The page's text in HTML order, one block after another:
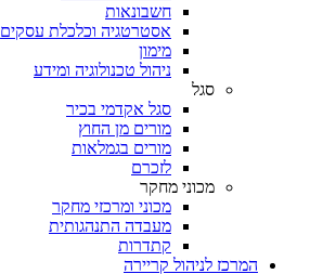
חשבונאות
אסטרטגיה וכלכלת עסקים
מימון
ניהול טכנולוגיה ומידע
סגל
סגל אקדמי בכיר
מורים מן החוץ
מורים בגמלאות
לזכרם
מכוני מחקר
מכוני ומרכזי מחקר
מעבדה התנהגותית
קתדרות
המרכז לניהול קריירה